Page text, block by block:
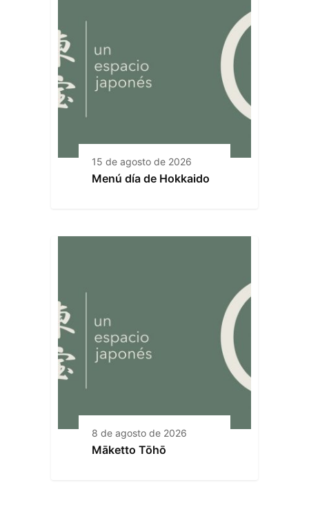
15 de agosto de 2026
Menú día de Hokkaido
8 de agosto de 2026
Māketto Tōhō